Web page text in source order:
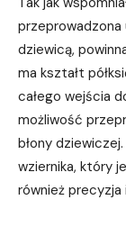
przeprowadzona
dziewicą,
ma kształt
całego wejścia
możliwość
błony
wziernika, który
również